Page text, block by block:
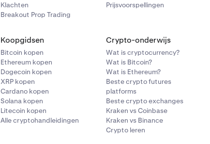
Klachten
Breakout Prop Trading
Prijsvoorspellingen
Koopgidsen
Bitcoin kopen
Ethereum kopen
Dogecoin kopen
XRP kopen
Cardano kopen
Solana kopen
Litecoin kopen
Alle cryptohandleidingen
Crypto-onderwijs
Wat is cryptocurrency?
Wat is Bitcoin?
Wat is Ethereum?
Beste crypto futures
platforms
Beste crypto exchanges
Kraken vs Coinbase
Kraken vs Binance
Crypto leren